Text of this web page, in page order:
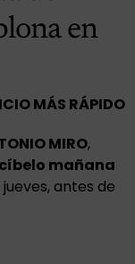
en
MÁS RÁPIDO
MIRO,
mañana
antes de